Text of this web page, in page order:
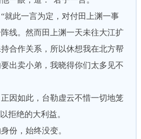
此一言为定，对付田上渊一事
阵线。然而田上渊一天未往大江扩
合作关系，所以休想我在北方帮
出卖小弟，我晓得你们太多见不
如此，台勒虚云不惜一切地笼
拒绝的大利益。
，始终没变。